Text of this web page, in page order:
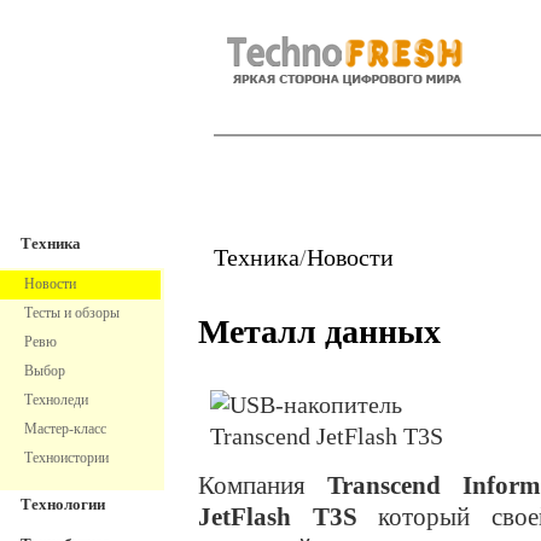
Техника
Новости
Тесты и обзоры
Ревю
Выбор
Техноледи
Мастер-класс
Техноистории
Технологии
Техника/Новости
Металл данных
Компания Transcend
JetFlash T3S который